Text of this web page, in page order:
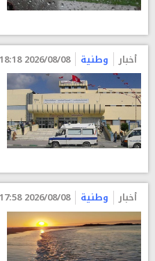
أخبار وطنية 2026/08/08 18:18
أخبار وطنية 2026/08/08 17:58